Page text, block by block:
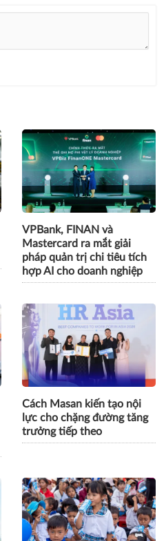
VPBank, FINAN và
Mastercard ra mắt giải
pháp quản trị chi tiêu tích
hợp AI cho doanh nghiệp
Cách Masan kiến tạo nội
lực cho chặng đường tăng
trưởng tiếp theo